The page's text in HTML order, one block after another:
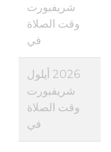
شريفبورت
وقت الصلاة
في
2026 أيلول
شريفبورت
وقت الصلاة
في